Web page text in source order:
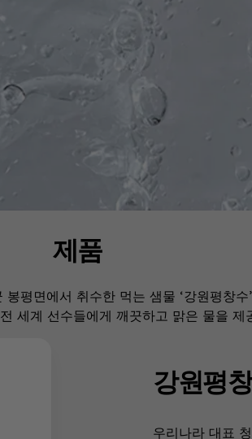
제품
평면에서 취수한 먹는 샘물 ‘강원평창
세계 선수들에게 깨끗하고 맑은 물을 제
강원평
우리나라 대표